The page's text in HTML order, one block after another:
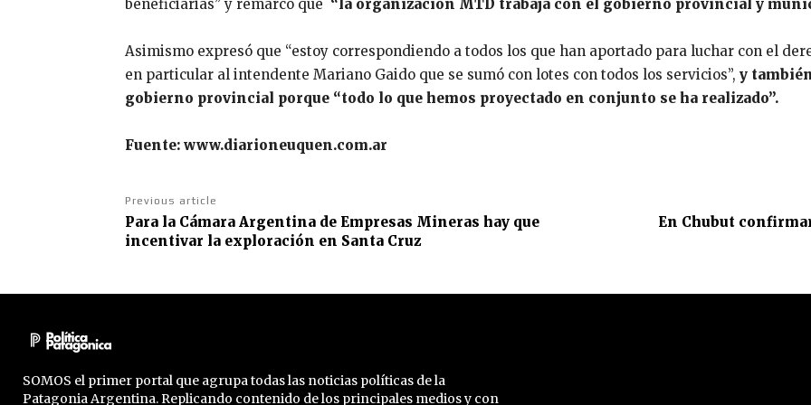
beneficiarias” y remarcó que “la organización MTD trabaja con el gobierno provincial y
Asimismo expresó que “estoy correspondiendo a todos los que han aportado para luchar con el
en particular al intendente Mariano Gaido que se sumó con lotes con todos los servicios”, y
gobierno provincial porque “todo lo que hemos proyectado en conjunto se ha realizado”.
Fuente: www.diarioneuquen.com.ar
Previous article
Para la Cámara Argentina de Empresas Mineras hay que
incentivar la exploración en Santa Cruz
En Chubut
SOMOS el primer portal que agrupa todas las noticias políticas de la
Patagonia Argentina. Replicando contenido de los principales medios y con